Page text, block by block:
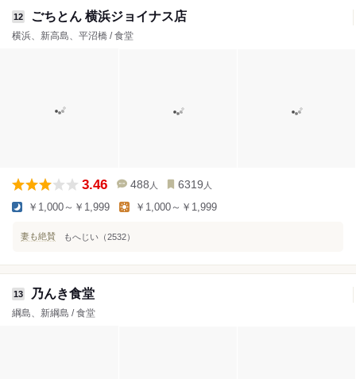
12 ごちとん 横浜ジョイナス店
横浜、新高島、平沼橋 / 食堂
3.46 488 人 6319 人
￥1,000～￥1,999 ￥1,000～￥1,999
妻も絶賛 もへじい（2532）
13 乃んき食堂
綱島、新綱島 / 食堂